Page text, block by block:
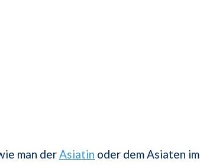
man derAsiatin oder dem Asiaten im